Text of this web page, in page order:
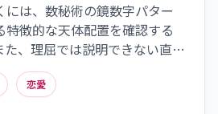
には、数秘術の鏡数字パター
特徴的な天体配置を確認する
た、理屈では説明できない直感
に起こる同期現象も重要なサ
らの要素が複合的に現れる場
恋愛